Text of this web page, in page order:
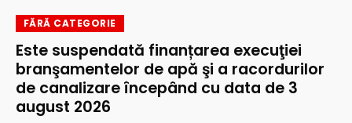
FĂRĂ CATEGORIE
Este suspendată finanțarea execuţiei
branşamentelor de apă şi a racordurilor
de canalizare începând cu data de 3
august 2026